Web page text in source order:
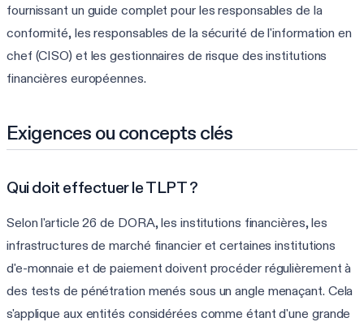
fournissant un guide complet pour les responsables de la
conformité, les responsables de la sécurité de l'information en
chef (CISO) et les gestionnaires de risque des institutions
financières européennes.
Exigences ou concepts clés
Qui doit effectuer le TLPT ?
Selon l'article 26 de DORA, les institutions financières, les
infrastructures de marché financier et certaines institutions
d'e-monnaie et de paiement doivent procéder régulièrement à
des tests de pénétration menés sous un angle menaçant. Cela
s'applique aux entités considérées comme étant d'une grande